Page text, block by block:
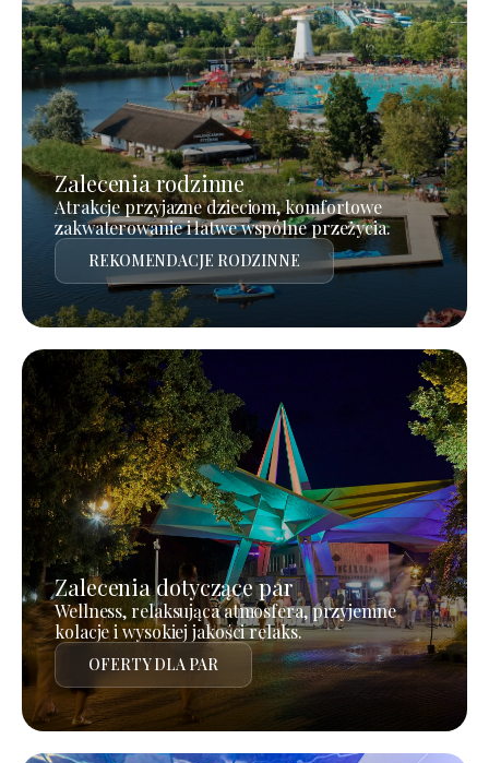
Zalecenia rodzinne
Atrakcje przyjazne dzieciom, komfortowe
zakwaterowanie i łatwe wspólne przeżycia.
REKOMENDACJE RODZINNE
Zalecenia dotyczące par
Wellness, relaksująca atmosfera, przyjemne
kolacje i wysokiej jakości relaks.
OFERTY DLA PAR